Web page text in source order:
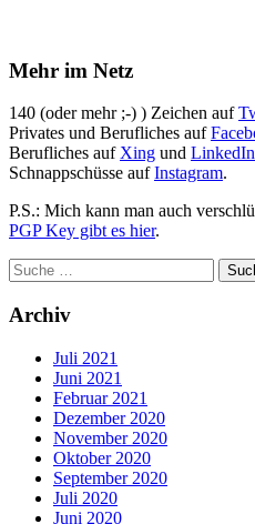
Mehr im Netz
140 (oder mehr ;-) ) Zeichen auf
Privates und Berufliches auf
Berufliches auf Xing und LinkedIn
Schnappschüsse aufInstagram.
P.S.: Mich kann man auch
PGP Key gibt es hier.
Archiv
Juli 2021
Juni 2021
Februar 2021
Dezember 2020
November 2020
Oktober 2020
September 2020
Juli 2020
Juni 2020